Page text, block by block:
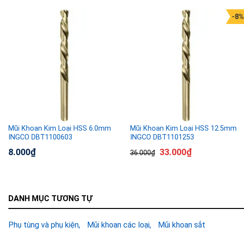
Mũi Khoan Kim Loại HSS 6.0mm
INGCO DBT1100603
8.000₫
Mũi Khoan Kim Loại HSS 12.5mm
INGCO DBT1101253
36.000₫
-8%
33.000₫
DANH MỤC TƯƠNG TỰ
Phụ tùng và phụ kiện Mũi khoan các loại Mũi khoan sắt